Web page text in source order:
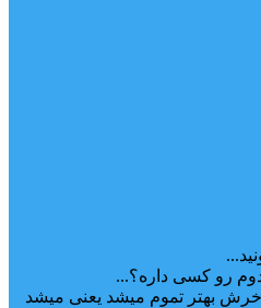
رو کسی داره؟...
بهتر تموم میشد یعنی میشد